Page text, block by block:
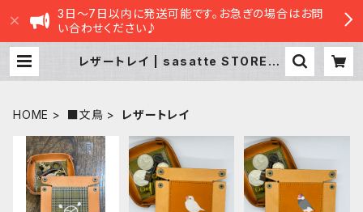
3日～7日以内に発送可能です。お急ぎの場合はお問
い合わせください♪
レザートレイ | sasatte STORE|さ
HOME ■文鳥 レザートレイ